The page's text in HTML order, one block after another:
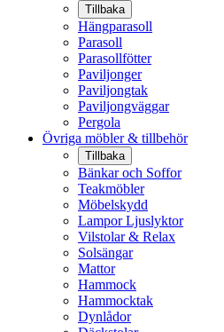
Tillbaka
Hängparasoll
Parasoll
Parasollfötter
Paviljonger
Paviljongtak
Paviljongväggar
Pergola
Övriga möbler & tillbehör
Tillbaka
Bänkar och Soffor
Teakmöbler
Möbelskydd
Lampor Ljuslyktor
Vilstolar & Relax
Solsängar
Mattor
Hammock
Hammocktak
Dynlådor